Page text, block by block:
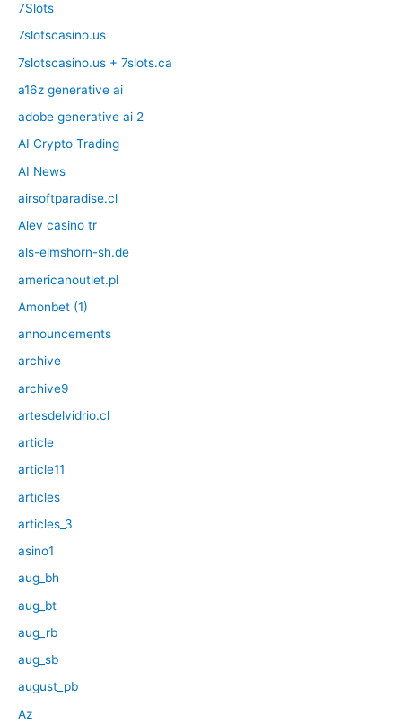
7Slots
7slotscasino.us
7slotscasino.us + 7slots.ca
a16z generative ai
adobe generative ai 2
AI Crypto Trading
AI News
airsoftparadise.cl
Alev casino tr
als-elmshorn-sh.de
americanoutlet.pl
Amonbet (1)
announcements
archive
archive9
artesdelvidrio.cl
article
article11
articles
articles_3
asino1
aug_bh
aug_bt
aug_rb
aug_sb
august_pb
Az